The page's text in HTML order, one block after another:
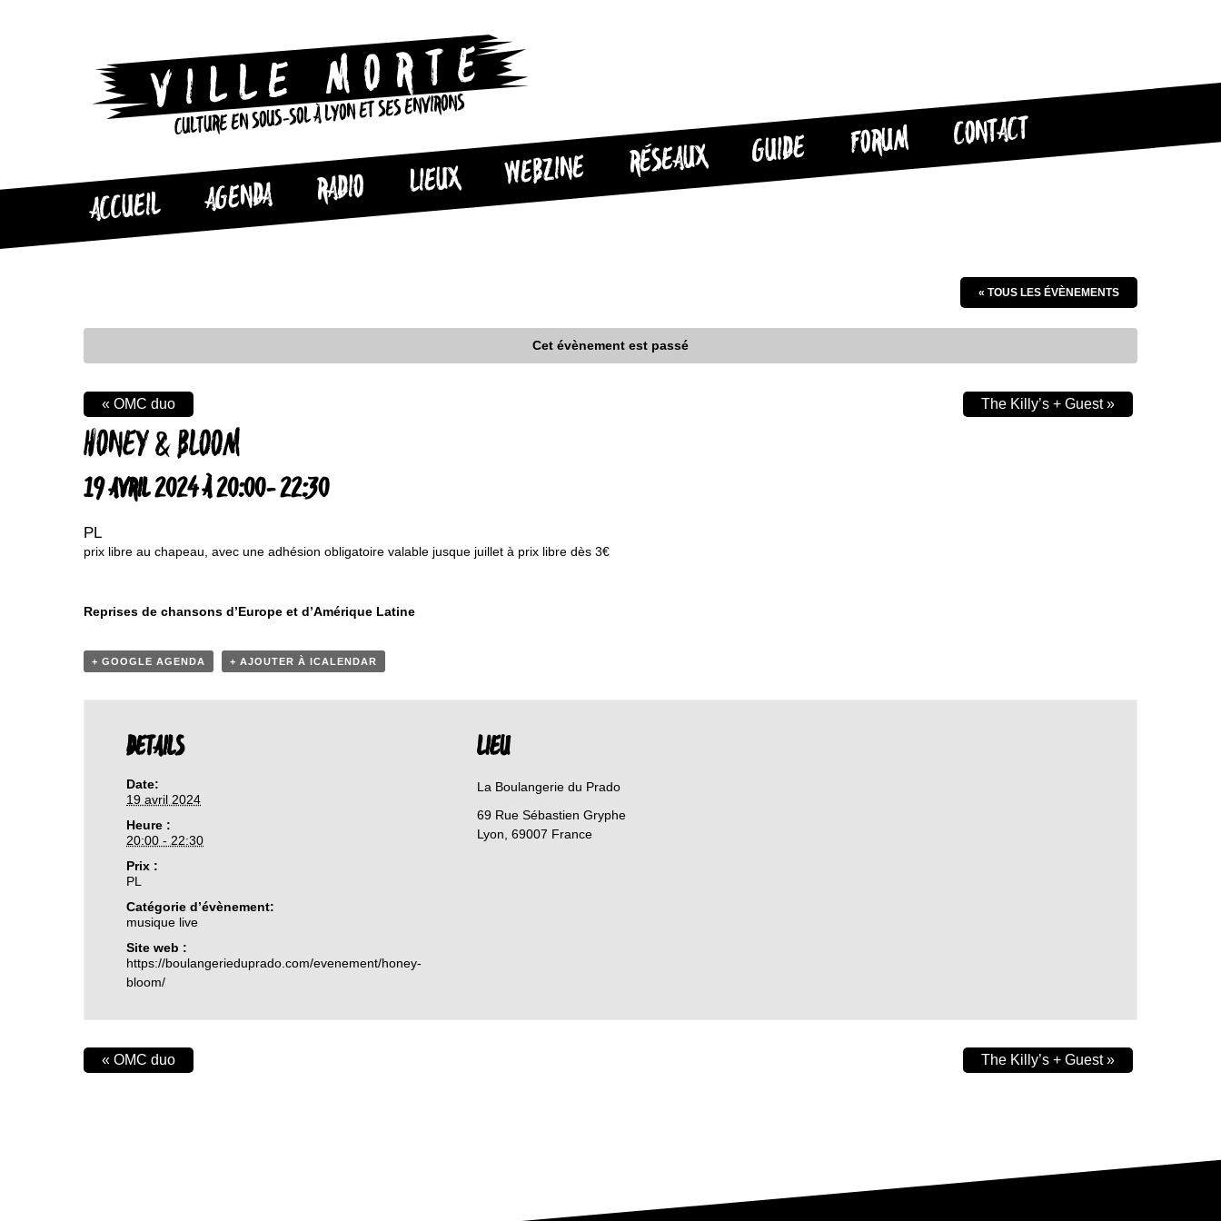
CULTURE EN SOUS-SOL À LYON ET SES ENVIRONS
ACCUEIL AGENDA RADIO LIEUX WEBZINE RÉSEAUX GUIDE FORUM CONTACT
« TOUS LES ÉVÈNEMENTS
Cet évènement est passé
HONEY & BLOOM
19 AVRIL 2024 À 20:00-22:30
PL
« OMC duo The Killy’s + Guest»
prix libre au chapeau, avec une adhésion obligatoire valable jusque juillet à prix libre dès 3€
Reprises de chansons d’Europe et d’Amérique Latine
+ GOOGLE AGENDA + AJOUTER À ICALENDAR
DETAILS
Date:
19 avril 2024
Heure :
20:00 - 22:30
Prix :
PL
Catégorie d’évènement:
musique live
Site web :
https://boulangerieduprado.com/evenement/honey-
bloom/
LIEU
La Boulangerie du Prado
69 Rue Sébastien Gryphe
Lyon 69007 France
« OMC duo The Killy’s + Guest»